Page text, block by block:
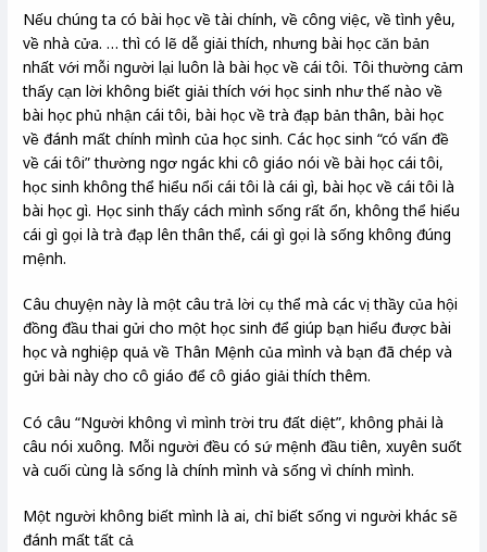
Nếu chúng ta có bài học về tài chính, về công việc, về tình yêu,
về nhà cửa. … thì có lẽ dễ giải thích, nhưng bài học căn bản
nhất với mỗi người lại luôn là bài học về cái tôi. Tôi thường cảm
thấy cạn lời không biết giải thích với học sinh như thế nào về
bài học phủ nhận cái tôi, bài học về trà đạp bản thân, bài học
về đánh mất chính mình của học sinh. Các học sinh “có vấn đề
về cái tôi” thường ngơ ngác khi cô giáo nói về bài học cái tôi,
học sinh không thể hiểu nổi cái tôi là cái gì, bài học về cái tôi là
bài học gì. Học sinh thấy cách mình sống rất ổn, không thể hiểu
cái gì gọi là trà đạp lên thân thể, cái gì gọi là sống không đúng
mệnh.
Câu chuyện này là một câu trả lời cụ thể mà các vị thầy của hội
đồng đầu thai gửi cho một học sinh để giúp bạn hiểu được bài
học và nghiệp quả về Thân Mệnh của mình và bạn đã chép và
gửi bài này cho cô giáo để cô giáo giải thích thêm.
Có câu “Người không vì mình trời tru đất diệt”, không phải là
câu nói xuông. Mỗi người đều có sứ mệnh đầu tiên, xuyên suốt
và cuối cùng là sống là chính mình và sống vì chính mình.
Một người không biết mình là ai, chỉ biết sống vi người khác sẽ
đánh mất tất cả